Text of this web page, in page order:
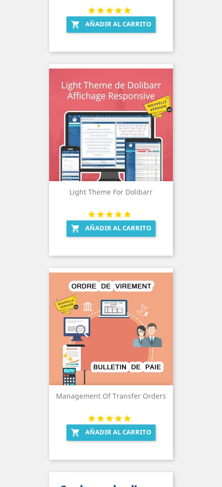
 AÑADIR AL CARRITO
Light Theme For Dolibarr
 AÑADIR AL CARRITO
Management Of Transfer Orders
 AÑADIR AL CARRITO